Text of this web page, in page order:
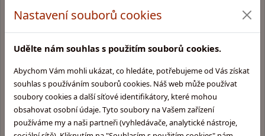
Nastavení souborů cookies
Udělte nám souhlas s použitím souborů cookies.
Abychom Vám mohli ukázat, co hledáte, potřebujeme od Vás získat
souhlas s používáním souborů cookies. Náš web může používat
soubory cookies a další síťové identifikátory, které mohou
obsahovat osobní údaje. Tyto soubory na Vašem zařízení
používáme my a naši partneři (vyhledávače, analytické nástroje,
Kožená brašna Xavier
oddělení, vnitřní kapsy, pouzdro na mobil, vizitky a úchyty na
tužky, pro nošení A4, bez držátka do ruky, odepínací řemen
přes rameno, zavírání na přezky
vyrobíme do 14 dnů
Objednací kód:1059 7 290